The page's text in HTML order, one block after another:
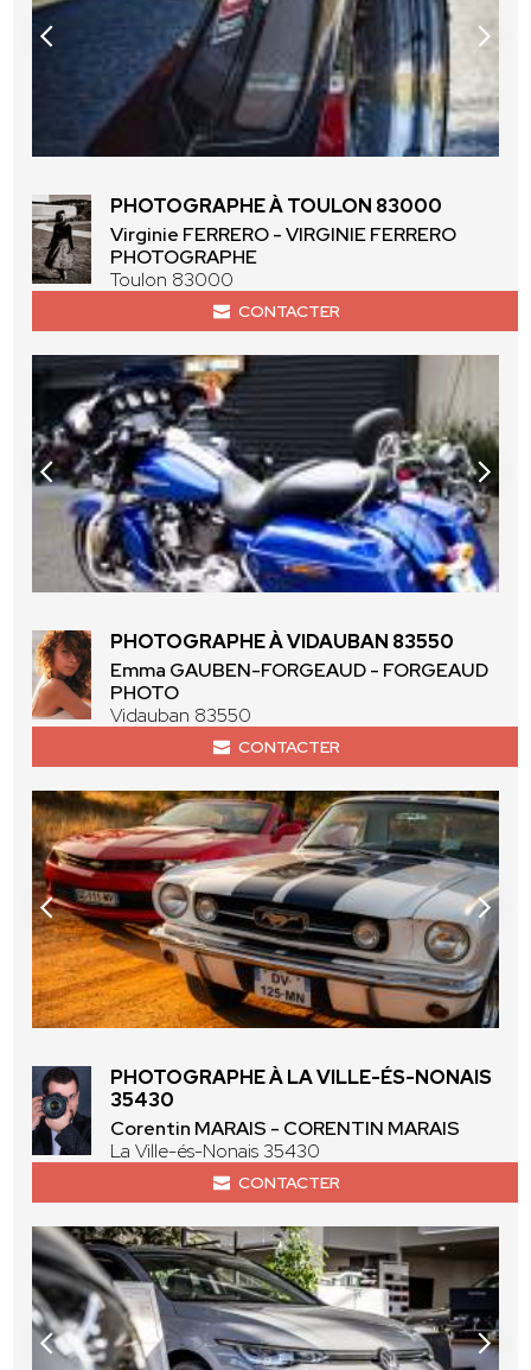
PHOTOGRAPHE À TOULON 83000
Virginie FERRERO - VIRGINIE FERRERO
PHOTOGRAPHE
Toulon 83000
CONTACTER
PHOTOGRAPHE À VIDAUBAN 83550
Emma GAUBEN-FORGEAUD - FORGEAUD
PHOTO
Vidauban 83550
CONTACTER
PHOTOGRAPHE À LA VILLE-ÉS-NONAIS
35430
Corentin MARAIS - CORENTIN MARAIS
La Ville-és-Nonais 35430
CONTACTER